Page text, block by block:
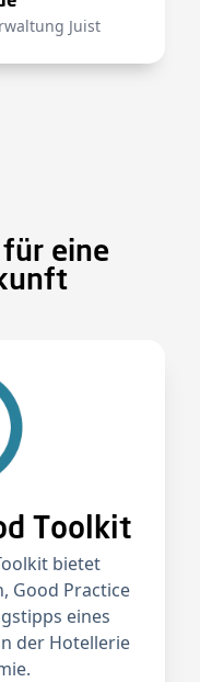
Juist
eine
Toolkit
bietet
Good Practice
eines
der Hotellerie